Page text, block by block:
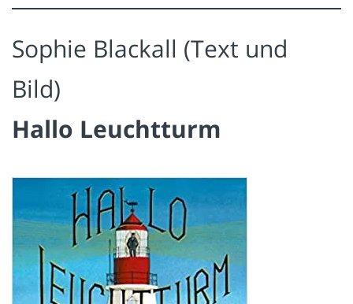
Sophie Blackall (Text und
Bild)
Hallo Leuchtturm